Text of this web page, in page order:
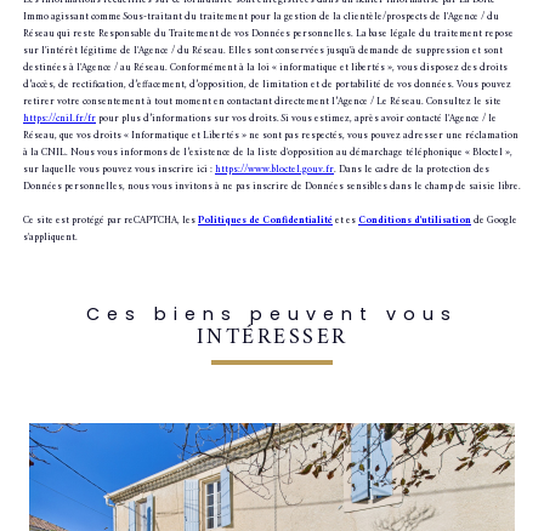
Immo agissant comme Sous-traitant du traitement pour la gestion de la clientèle/prospects de l'Agence / du
Réseau qui reste Responsable du Traitement de vos Données personnelles. La base légale du traitement repose
sur l'intérêt légitime de l'Agence / du Réseau. Elles sont conservées jusqu'à demande de suppression et sont
destinées à l'Agence / au Réseau. Conformément à la loi « informatique et libertés », vous disposez des droits
d’accès, de rectification, d’effacement, d’opposition, de limitation et de portabilité de vos données. Vous pouvez
retirer votre consentement à tout moment en contactant directement l’Agence / Le Réseau. Consultez le site
https://cnil.fr/frpour plus d’informations sur vos droits. Si vous estimez, après avoir contacté l'Agence / le
Réseau, que vos droits « Informatique et Libertés » ne sont pas respectés, vous pouvez adresser une réclamation
à la CNIL. Nous vous informons de l’existence de la liste d'opposition au démarchage téléphonique « Bloctel »,
sur laquelle vous pouvez vous inscrire ici :https://www.bloctel.gouv.fr. Dans le cadre de la protection des
Données personnelles, nous vous invitons à ne pas inscrire de Données sensibles dans le champ de saisie libre.
Ce site est protégé par reCAPTCHA, lesPolitiques de Confidentialitéet esConditions d'utilisationde Google
s'appliquent.
Ces biens peuvent vous
INTÉRESSER